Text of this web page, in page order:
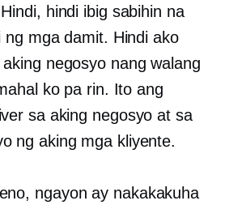
hindi ibig sabihin na
ng mga damit. Hindi ako
negosyo nang walang
ko pa rin. Ito ang
sa aking negosyo at sa
ng aking mga kliyente.
ngayon ay nakakakuha